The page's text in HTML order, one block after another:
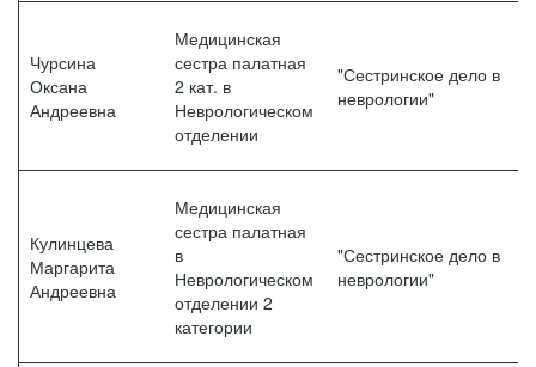
Чурсина
Оксана
Андреевна
Медицинская
сестра палатная
2 кат. в
Неврологическом
отделении
"Сестринское дело в
неврологии"
Кулинцева
Маргарита
Андреевна
Медицинская
сестра палатная
в
Неврологическом
отделении 2
категории
"Сестринское дело в
неврологии"